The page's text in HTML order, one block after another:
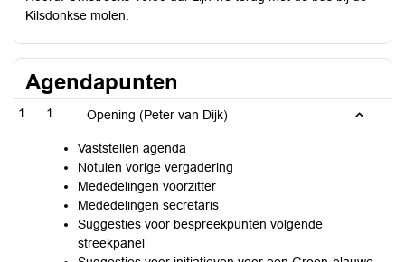
Kilsdonkse molen.
Agendapunten
1 Opening (Peter van Dijk)
Vaststellen agenda
Notulen vorige vergadering
Mededelingen voorzitter
Mededelingen secretaris
Suggesties voor bespreekpunten volgende
streekpanel